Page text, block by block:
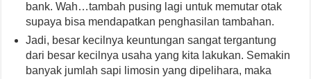
bank. Wah…tambah pusing lagi untuk memutar otak
supaya bisa mendapatkan penghasilan tambahan.
Jadi, besar kecilnya keuntungan sangat tergantung
dari besar kecilnya usaha yang kita lakukan. Semakin
banyak jumlah sapi limosin yang dipelihara, maka